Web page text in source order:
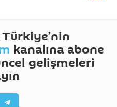
kanalına abone
gelişmeleri